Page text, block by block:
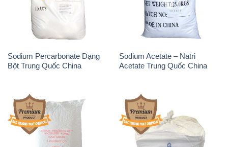
Sodium Percarbonate Dạng
Bột Trung Quốc China
Sodium Acetate – Natri
Acetate Trung Quốc China